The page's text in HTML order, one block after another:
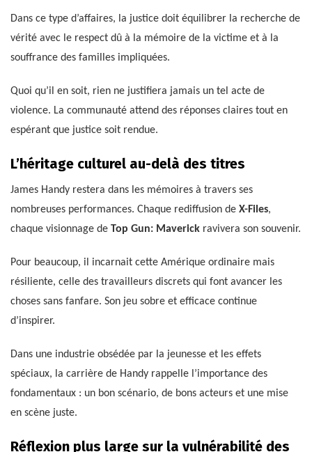
Dans ce type d’affaires, la justice doit équilibrer la recherche de
vérité avec le respect dû à la mémoire de la victime et à la
souffrance des familles impliquées.
Quoi qu’il en soit, rien ne justifiera jamais un tel acte de
violence. La communauté attend des réponses claires tout en
espérant que justice soit rendue.
L’héritage culturel au-delà des titres
James Handy restera dans les mémoires à travers ses
nombreuses performances. Chaque rediffusion de X-Files,
chaque visionnage de Top Gun: Maverick ravivera son souvenir.
Pour beaucoup, il incarnait cette Amérique ordinaire mais
résiliente, celle des travailleurs discrets qui font avancer les
choses sans fanfare. Son jeu sobre et efficace continue
d’inspirer.
Dans une industrie obsédée par la jeunesse et les effets
spéciaux, la carrière de Handy rappelle l’importance des
fondamentaux : un bon scénario, de bons acteurs et une mise
en scène juste.
Réflexion plus large sur la vulnérabilité des